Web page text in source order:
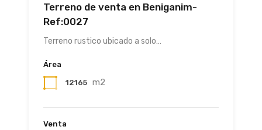
Terreno de venta en Beniganim-
Ref:0027
Terreno rustico ubicado a solo…
Área
12165 m2
Venta